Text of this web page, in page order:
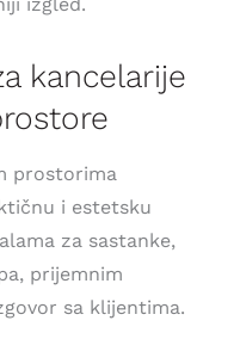
kancelarije
prostorima
i estetsku
za sastanke,
prijemnim
sa klijentima.